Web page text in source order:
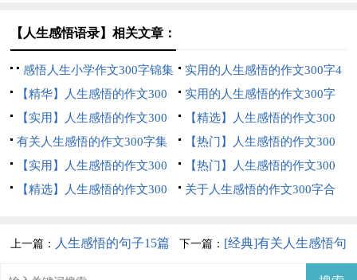
【人生感悟语录】相关文章：
感悟人生小学作文300字锦集
5篇
实用的人生感悟的作文300字4
篇
【精华】人生感悟的作文300
字锦集9篇
实用的人生感悟的作文300字
三篇
【实用】人生感悟的作文300
字三篇
【精选】人生感悟的作文300
字集锦8篇
有关人生感悟的作文300字集
锦十篇
【热门】人生感悟的作文300
字汇编10篇
【实用】人生感悟的作文300
字汇总10篇
【热门】人生感悟的作文300
字三篇
【精选】人生感悟的作文300
关于人生感悟的作文300字合
上一篇： 人生感悟的句子15篇
下一篇： [经典]有关人生感悟句